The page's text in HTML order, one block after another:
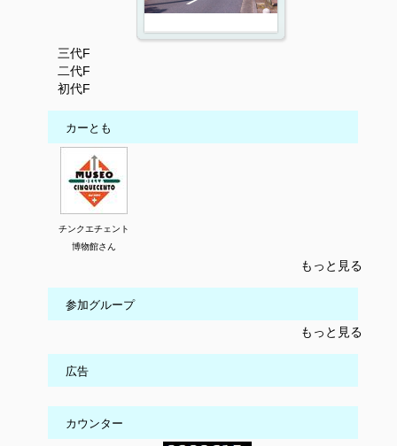
三代F
二代F
初代F
カーとも
チンクエチェント
博物館さん
もっと見る
参加グループ
もっと見る
広告
カウンター